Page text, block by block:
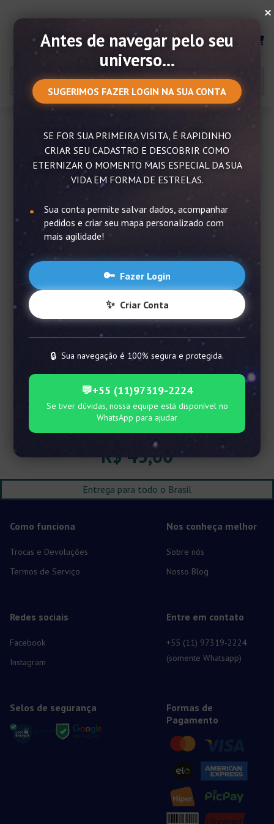
Mapa das Estrelas PDF
R$ 43,00
Entrega para todo o Brasil
Como funciona
Trocas e Devoluções
Termos de Serviço
Nos conheça melhor
Sobre nós
Nosso Blog
Redes sociais
Facebook
Instagram
Entre em contato
+55 (11) 97319-2224
(somente Whatsapp)
Selos de segurança
Formas de
Pagamento
×
Antes de navegar pelo seu
universo...
SUGERIMOS FAZER LOGIN NA SUA CONTA
SE FOR SUA PRIMEIRA VISITA, É RAPIDINHO
CRIAR SEU CADASTRO E DESCOBRIR COMO
ETERNIZAR O MOMENTO MAIS ESPECIAL DA SUA
VIDA EM FORMA DE ESTRELAS.
Sua conta permite salvar dados, acompanhar
pedidos e criar seu mapa personalizado com
mais agilidade!
🔑 Fazer Login
✨ Criar Conta
🔒 Sua navegação é 100% segura e protegida.
💬+55 (11)97319-2224
Se tiver dúvidas, nossa equipe está disponível no
WhatsApp para ajudar